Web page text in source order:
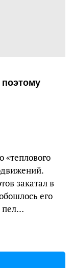
поэтому
«теплового
закатал в
его
пел…